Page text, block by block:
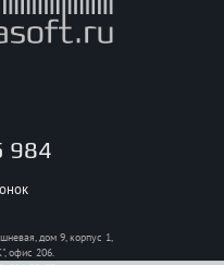
984
дом 9, корпус 1,
офис 206.